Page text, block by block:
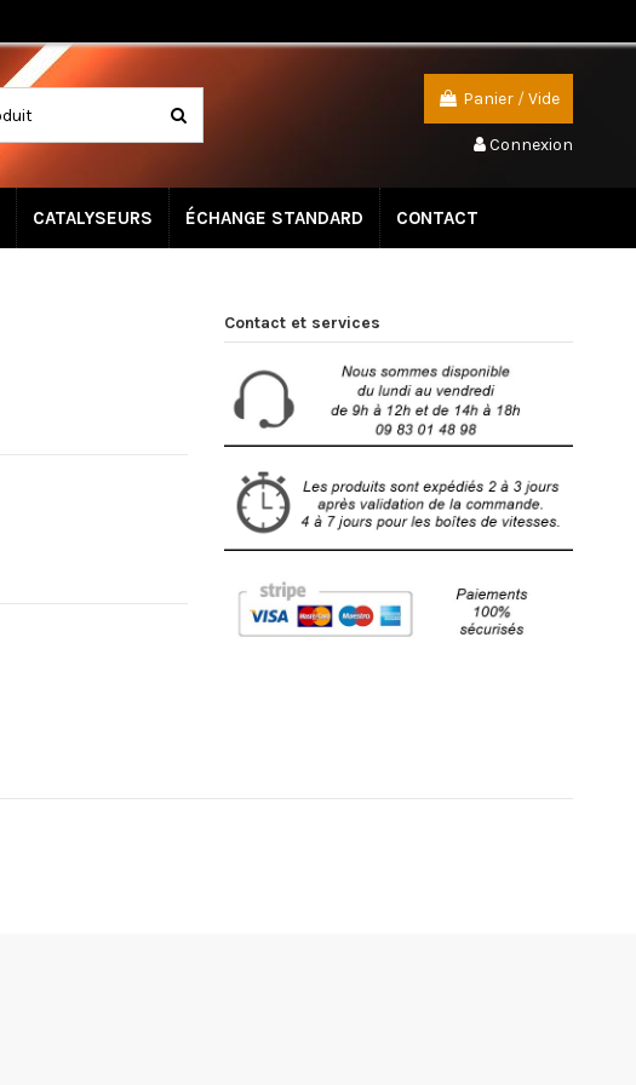
Panier /Vide
Connexion
CATALYSEURS ÉCHANGE STANDARD CONTACT
Contact et services